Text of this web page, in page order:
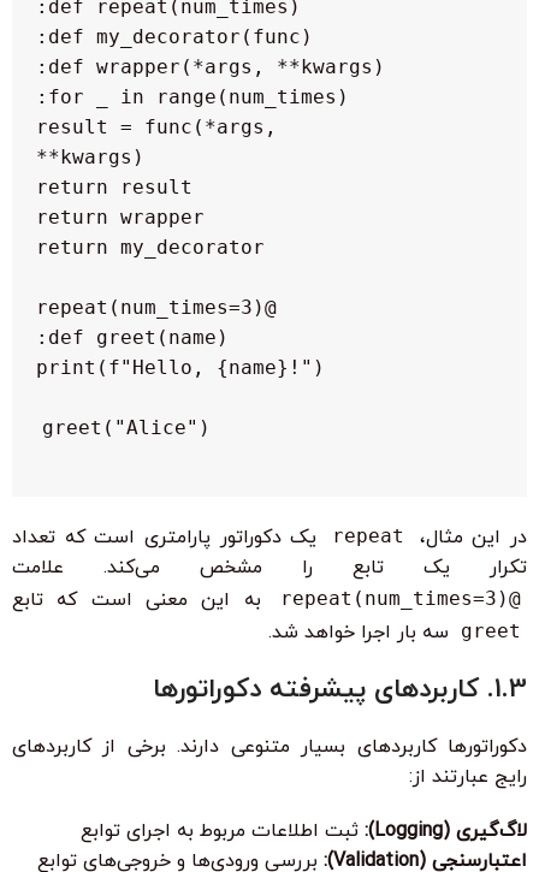
                result = func(*args,
greet("Alice")
در این مثال، repeat
یک دکوراتور پارامتری است که تعداد
تکرار یک تابع را مشخص می‌کند. علامت
@repeat(num_times=3) به این معنی است که تابع
greet سه بار اجرا خواهد شد.
1.3. کاربردهای پیشرفته دکوراتورها
دکوراتورها کاربردهای بسیار متنوعی دارند. برخی از کاربردهای
رایج عبارتند از:
لاگ‌گیری (Logging):
ثبت اطلاعات مربوط به اجرای توابع
اعتبارسنجی (Validation):
بررسی ورودی‌ها و خروجی‌های توابع